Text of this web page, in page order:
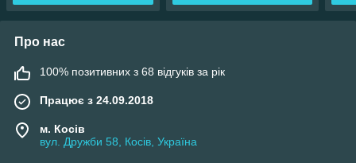
Про нас
100% позитивних з 68 відгуків за рік
Працює з 24.09.2018
м. Косів
вул. Дружби 58, Косів, Україна